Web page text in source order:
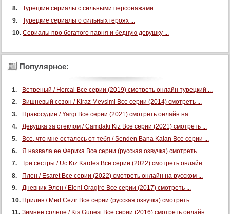
Турецкие сериалы с сильными персонажами ...
Турецкие сериалы о сильных героях ...
Сериалы про богатого парня и бедную девушку ...
Популярное:
Ветреный / Hercai Все серии (2019) смотреть онлайн турецкий ...
Вишневый сезон / Kiraz Mevsimi Все серии (2014) смотреть ...
Правосудие / Yargi Все серии (2021) смотреть онлайн на ...
Девушка за стеклом / Camdaki Kiz Все серии (2021) смотреть ...
Все, что мне осталось от тебя / Senden Bana Kalan Все серии ...
Я назвала ее Фериха Все серии (русская озвучка) смотреть ...
Три сестры / Uc Kiz Kardes Все серии (2022) смотреть онлайн ...
Плен / Esaret Все серии (2022) смотреть онлайн на русском ...
Дневник Элен / Eleni Oragire Все серии (2017) смотреть ...
Прилив / Med Cezir Все серии (русская озвучка) смотреть ...
Зимнее солнце / Kis Gunesi Все серии (2016) смотреть онлайн ...